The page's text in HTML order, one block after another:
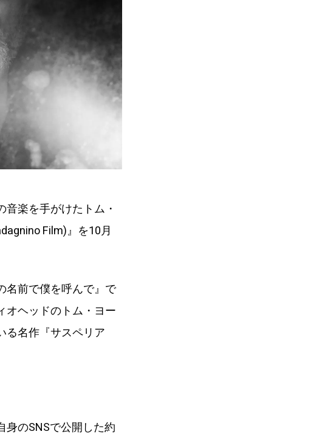
楽を手がけたトム・
Film)』を10月
名前で僕を呼んで』で
オヘッドのトム・ヨー
る名作『サスペリア
身のSNSで公開した約